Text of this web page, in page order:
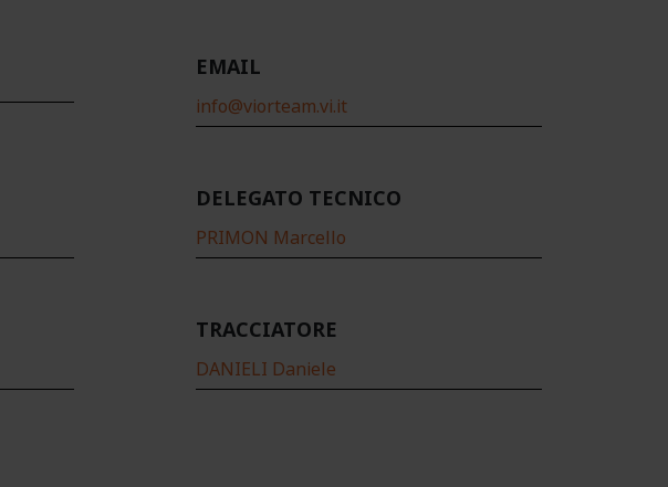
EMAIL
info@viorteam.vi.it
DELEGATO TECNICO
PRIMON Marcello
TRACCIATORE
DANIELI Daniele